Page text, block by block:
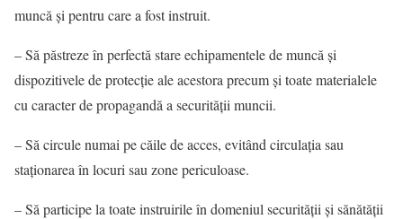
muncă şi pentru care a fost instruit.
– Să păstreze în perfectă stare echipamentele de muncă şi
dispozitivele de protecţie ale acestora precum şi toate materialele
cu caracter de propagandă a securităţii muncii.
– Să circule numai pe căile de acces, evitând circulaţia sau
staţionarea în locuri sau zone periculoase.
– Să participe la toate instruirile în domeniul securităţii şi sănătăţii